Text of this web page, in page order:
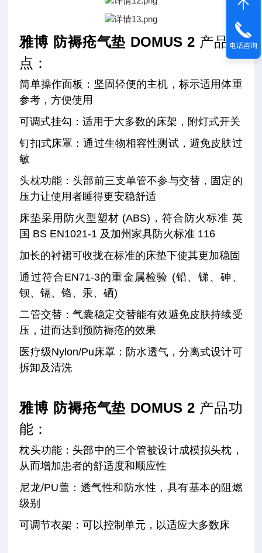
雅博 防褥疮气垫 DOMUS 2 产品特
点：
简单操作面板：坚固轻便的主机，标示适用体重
参考，方便使用
可调式挂勾：适用于大多数的床架，附灯式开关
钉扣式床罩：通过生物相容性测试，避免皮肤过
敏
头枕功能：头部前三支单管不参与交替，固定的
压力让使用者睡得更安稳舒适
床垫采用防火型塑材 (ABS)，符合防火标准 英
国 BS EN1021-1 及加州家具防火标准 116
加长的衬裙可收拢在标准的床垫下使其更加稳固
通过符合EN71-3的重金属检验 (铅、锑、砷、
钡、镉、铬、汞、硒)
二管交替：气囊稳定交替能有效避免皮肤持续受
压，进而达到预防褥疮的效果
医疗级Nylon/Pu床罩：防水透气，分离式设计可
拆卸及清洗
雅博 防褥疮气垫 DOMUS 2 产品功
能：
枕头功能：头部中的三个管被设计成模拟头枕，
从而增加患者的舒适度和顺应性
尼龙/PU盖：透气性和防水性，具有基本的阻燃
级别
可调节衣架：可以控制单元，以适应大多数床
电话咨询